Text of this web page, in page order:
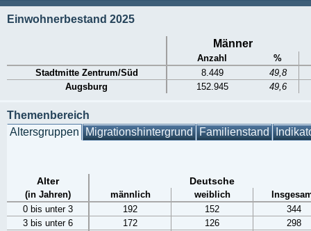
Einwohnerbestand 2025
Männer
Anzahl
%
Stadtmitte Zentrum/Süd
8.449
49,8
Augsburg
152.945 49,6
Themenbereich
Altersgruppen Migrationshintergrund Familienstand
Alter Deutsche
(in Jahren) männlich weiblich
0 bis unter 3
192 152
344
3 bis unter 6
172 126
298